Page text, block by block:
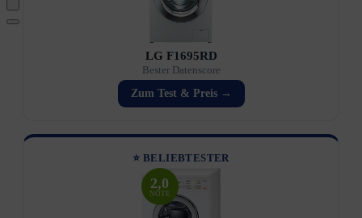
LG F1695RD
Bester Datenscore
Zum Test & Preis →
⭐ BELIEBTESTER
2,0
NOTE